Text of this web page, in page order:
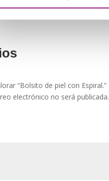
“Bolsito de piel con Espiral.”
electrónico no será publicada.